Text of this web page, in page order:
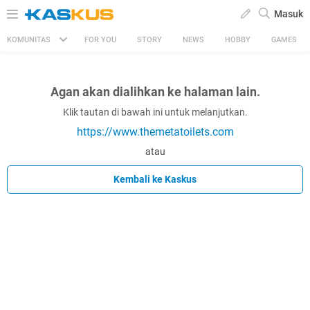
Masuk
KOMUNITAS FOR YOU STORY NEWS HOBBY GAMES
Agan akan dialihkan ke halaman lain.
Klik tautan di bawah ini untuk melanjutkan.
https://www.themetatoilets.com
atau
Kembali ke Kaskus